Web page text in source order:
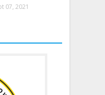
07, 2021